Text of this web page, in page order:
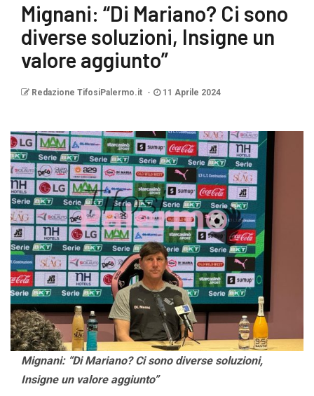
Mignani: “Di Mariano? Ci sono
diverse soluzioni, Insigne un
valore aggiunto”
Redazione TifosiPalermo.it 11 Aprile 2024
Mignani: “Di Mariano? Ci sono diverse soluzioni,
Insigne un valore aggiunto”